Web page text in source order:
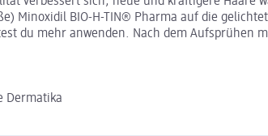
Minoxidil BIO-H-TIN® Pharma auf die
du mehr anwenden. Nach dem Aufsprühen
Dermatika